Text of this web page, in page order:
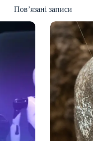
Пов’язані записи